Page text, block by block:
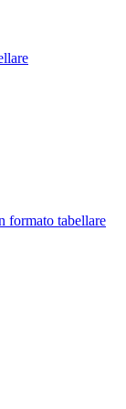
formato tabellare